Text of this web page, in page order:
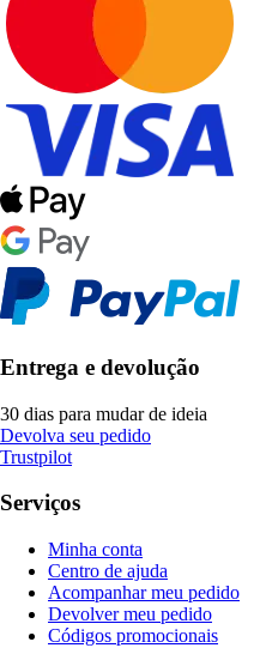
Entrega e devolução
30 dias para mudar de ideia
Devolva seu pedido
Trustpilot
Serviços
Minha conta
Centro de ajuda
Acompanhar meu pedido
Devolver meu pedido
Códigos promocionais